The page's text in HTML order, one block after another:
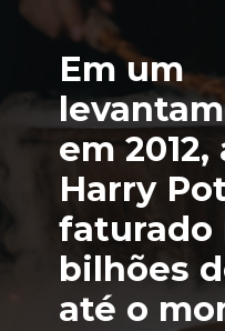
Em um
em
Harry
faturado
bilhões
até o